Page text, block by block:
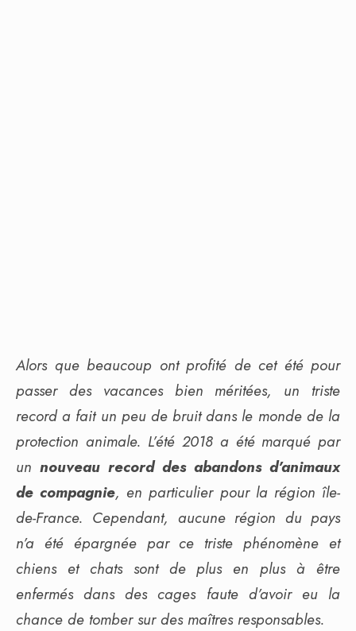
Alors que beaucoup ont profité de cet été pour
passer des vacances bien méritées, un triste
record a fait un peu de bruit dans le monde de la
protection animale. L’été 2018 a été marqué par
un nouveau record des abandons d’animaux
de compagnie, en particulier pour la région île-
de-France. Cependant, aucune région du pays
n’a été épargnée par ce triste phénomène et
chiens et chats sont de plus en plus à être
enfermés dans des cages faute d’avoir eu la
chance de tomber sur des maîtres responsables.